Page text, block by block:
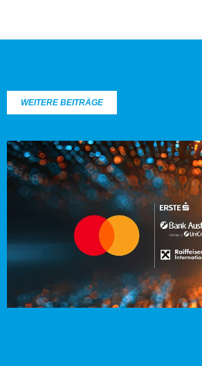
WEITERE BEITRÄGE